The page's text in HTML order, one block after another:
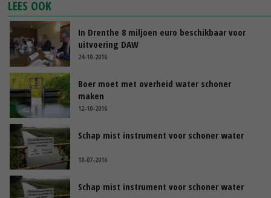
LEES OOK
In Drenthe 8 miljoen euro beschikbaar voor
uitvoering DAW
24-10-2016
Boer moet met overheid water schoner
maken
12-10-2016
Schap mist instrument voor schoner water
18-07-2016
Schap mist instrument voor schoner water